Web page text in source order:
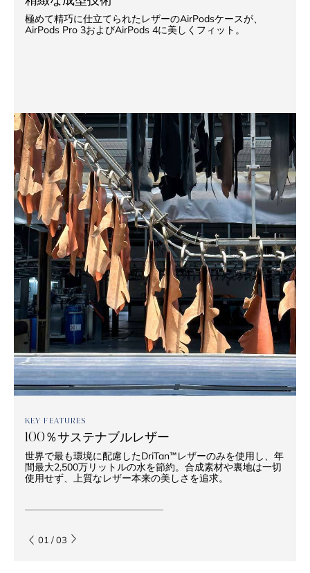
極めて精巧に仕立てられたレザーのAirPodsケースが、
AirPods Pro 3およびAirPods 4に美しくフィット。
KEY FEATURES
100％サステナブルレザー
世界で最も環境に配慮したDriTan™レザーのみを使用し、年
間最大2,500万リットルの水を節約。合成素材や裏地は一切
使用せず、上質なレザー本来の美しさを追求。
01 /03